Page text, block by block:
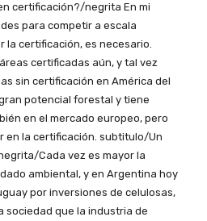
certificación?/negrita En mi
para competir a escala
certificación, es necesario.
certificadas aún, y tal vez
sin certificación en América del
potencial forestal y tiene
en el mercado europeo, pero
en la certificación. subtitulo/Un
Cada vez es mayor la
ambiental, y en Argentina hoy
por inversiones de celulosas,
sociedad que la industria de